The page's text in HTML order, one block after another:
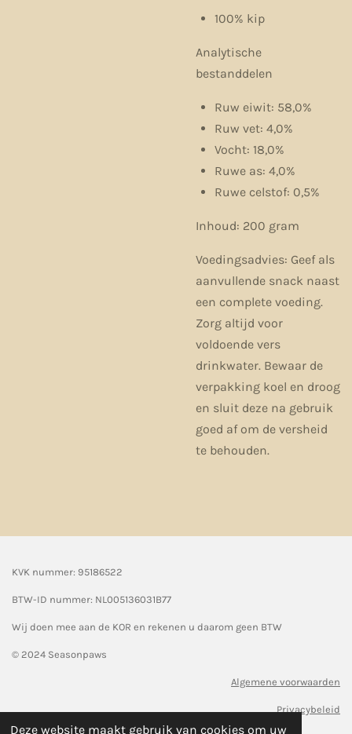
Deze website maakt gebruik van cookies om uw
100% kip
Analytische
bestanddelen
Ruw eiwit: 58,0%
Ruw vet: 4,0%
Vocht: 18,0%
Ruwe as: 4,0%
Ruwe celstof: 0,5%
Inhoud: 200 gram
Voedingsadvies: Geef als
aanvullende snack naast
een complete voeding.
Zorg altijd voor
voldoende vers
drinkwater. Bewaar de
verpakking koel en droog
en sluit deze na gebruik
goed af om de versheid
te behouden.
KVK nummer: 95186522
BTW-ID nummer: NL005136031B77
Wij doen mee aan de KOR en rekenen u daarom geen BTW
© 2024 Seasonpaws
Algemene voorwaarden
Privacybeleid